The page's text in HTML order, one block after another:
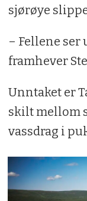
sjørøye
– Fellene
framhever
Unntaket er
skilt mellom
vassdrag i